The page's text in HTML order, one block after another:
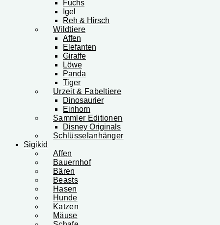
Fuchs
Igel
Reh & Hirsch
Wildtiere
Affen
Elefanten
Giraffe
Löwe
Panda
Tiger
Urzeit & Fabeltiere
Dinosaurier
Einhorn
Sammler Editionen
Disney Originals
Schlüsselanhänger
Sigikid
Affen
Bauernhof
Bären
Beasts
Hasen
Hunde
Katzen
Mäuse